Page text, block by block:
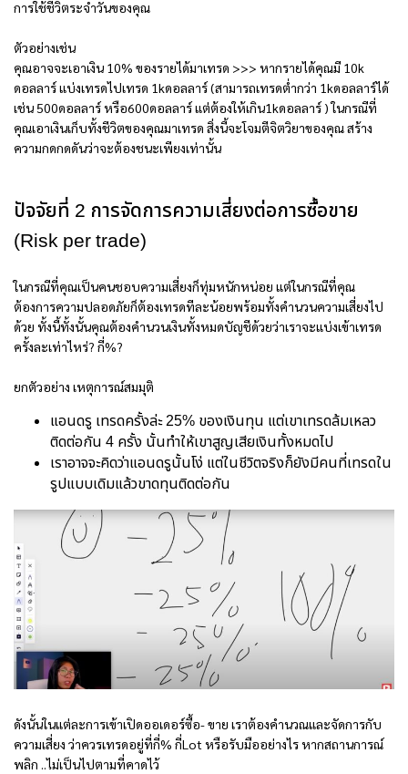
การใช้ชีวิตระจำวันของคุณ
ตัวอย่างเช่น
คุณอาจจะเอาเงิน 10% ของรายได้มาเทรด >>> หากรายได้คุณมี 10k
ดอลลาร์ แบ่งเทรดไปเทรด 1kดอลลาร์ (สามารถเทรดต่ำกว่า 1kดอลลาร์ได้
เช่น 500ดอลลาร์ หรือ600ดอลลาร์ แต่ต้องให้เกิน1kดอลลาร์ ) ในกรณีที่
คุณเอาเงินเก็บทั้งชีวิตของคุณมาเทรด สิ่งนี้จะโจมตีจิตวิยาของคุณ สร้าง
ความกดกดดันว่าจะต้องชนะเพียงเท่านั้น
ปัจจัยที่ 2 การจัดการความเสี่ยงต่อการซื้อขาย
(Risk per trade)
ในกรณีที่คุณเป็นคนชอบความเสี่ยงก็ทุ่มหนักหน่อย แต่ในกรณีที่คุณ
ต้องการความปลอดภัยก็ต้องเทรดทีละน้อยพร้อมทั้งคำนวนความเสี่ยงไป
ด้วย ทั้งนี้ทั้งนั้นคุณต้องคำนวนเงินทั้งหมดบัญชีด้วยว่าเราจะแบ่งเข้าเทรด
ครั้งละเท่าไหร่? กี่%?
ยกตัวอย่าง เหตุการณ์สมมุติ
แอนดรู เทรดครั้งล่ะ 25% ของเงินทุน แต่เขาเทรดล้มเหลว
ติดต่อกัน 4 ครั้ง นั้นทำให้เขาสูญเสียเงินทั้งหมดไป
เราอาจจะคิดว่าแอนดรูนั้นโง่ แต่ในชีวิตจริงก็ยังมีคนที่เทรดใน
รูปแบบเดิมแล้วขาดทุนติดต่อกัน
ดังนั้นในแต่ละการเข้าเปิดออเดอร์ซื้อ- ขาย เราต้องคำนวณและจัดการกับ
ความเสี่ยง ว่าควรเทรดอยู่ที่กี่% กี่Lot หรือรับมืออย่างไร หากสถานการณ์
พลิก ..ไม่เป็นไปตามที่คาดไว้